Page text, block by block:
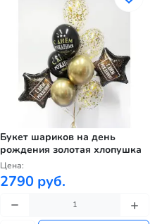
Букет шариков на день
рождения золотая хлопушка
Цена:
2790 руб.